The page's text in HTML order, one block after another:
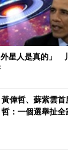
外星人是真的」
黃偉哲、蘇紫雲首
哲：一個選舉扯全